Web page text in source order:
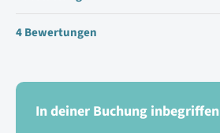
4 Bewertungen
In deiner Buchung inbegriffen